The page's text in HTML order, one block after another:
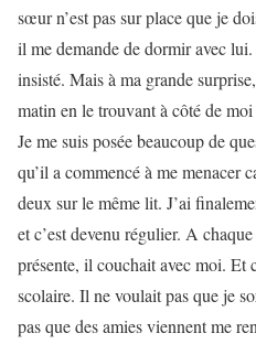
sœur n’est pas sur place que je
il me demande de dormir avec lui.
insisté. Mais à ma grande
matin en le trouvant à côté de
Je me suis posée beaucoup de
qu’il a commencé à me menacer
deux sur le même lit. J’ai
et c’est devenu régulier. A
présente, il couchait avec moi. Et
scolaire. Il ne voulait pas que je
pas que des amies viennent me